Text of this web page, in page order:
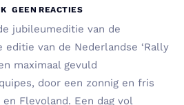
GEEN REACTIES
jubileumeditie van de
editie van de Nederlandse ‘Rally
maximaal gevuld
door een zonnig en fris
Flevoland. Een dag vol